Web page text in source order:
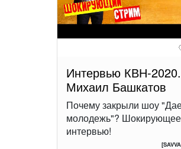
Интервью КВН-2020.
Михаил Башкатов
Почему закрыли шоу
молодежь"? Шокирующее
интервью!